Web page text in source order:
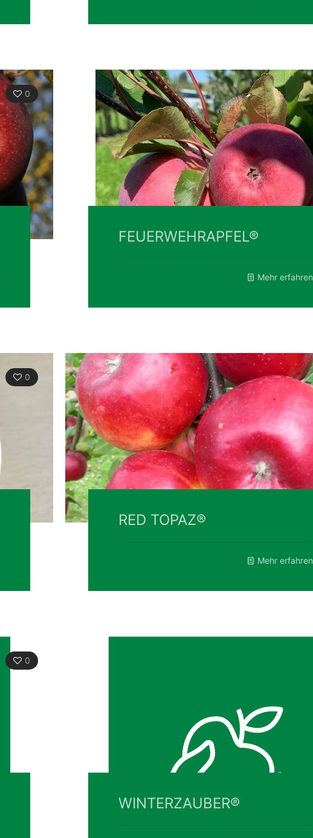
0
FEUERWEHRAPFEL®
Mehr erfahren
0
RED TOPAZ®
Mehr erfahren
0
WINTERZAUBER®